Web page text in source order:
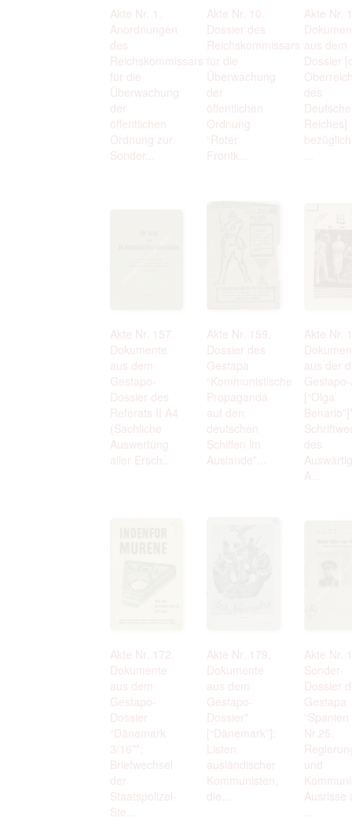
Akte Nr. 1.
Anordnungen
des
Reichskommissars
für die
Überwachung
der
öffentlichen
Ordnung zur
Sonder...
Akte Nr. 10.
Dossier des
Reichskommissars
für die
Überwachung
der
öffentlichen
Ordnung
“Roter
Frontk...
Akte Nr.
aus dem
Dossier
des
Reiches]
Akte Nr. 157.
Dokumente
aus dem
Gestapo-
Dossier des
Referats II A4
(Sachliche
Auswertung
aller Ersch...
Akte Nr. 159.
Dossier des
Gestapa
“Kommunistische
Propaganda
auf den
deutschen
Schiffen im
Auslande”...
Akte Nr.
aus der
[“Olga
des
A...
Akte Nr. 172.
Dokumente
aus dem
Gestapo-
Dossier
“Dänemark
3/16”*:
Briefwechsel
der
Staatspolizei-
Ste...
Akte Nr. 179.
Dokumente
aus dem
Gestapo-
Dossier*
[“Dänemark”]:
Listen
ausländischer
Kommunisten,
die...
Akte Nr.
Sonder-
Dossier
Gestapa
“Spanien
Nr.25.
und
Ausrisse